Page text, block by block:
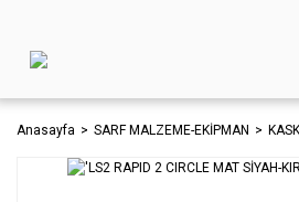
Anasayfa SARF MALZEME-EKİPMAN